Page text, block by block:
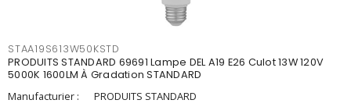
STAA19S613W50KSTD
PRODUITS STANDARD 69691 Lampe DEL A19 E26 Culot 13W 120V
5000K 1600LM À Gradation STANDARD
Manufacturier :
PRODUITS STANDARD